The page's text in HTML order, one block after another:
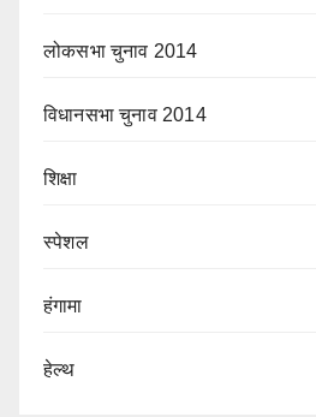
लोकसभा चुनाव 2014
विधानसभा चुनाव 2014
शिक्षा
स्पेशल
हंगामा
हेल्थ